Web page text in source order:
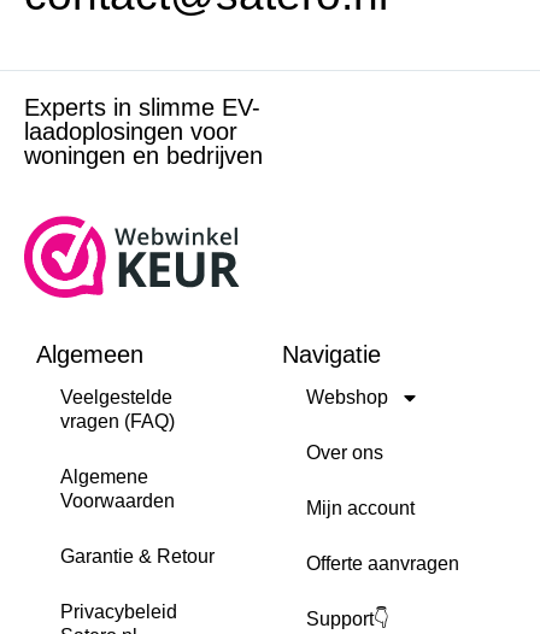
Experts in slimme EV-
laadoplosingen voor
woningen en bedrijven
Algemeen
Veelgestelde
vragen (FAQ)
Algemene
Voorwaarden
Garantie & Retour
Privacybeleid
Navigatie
Webshop
Over ons
Mijn account
Offerte aanvragen
Support👇